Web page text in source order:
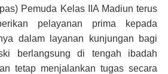
Pemuda Kelas IIA Madiun terus
pelayanan prima kepada
dalam layanan kunjungan bagi
berlangsung di tengah ibadah
tetap menjalankan tugas secara